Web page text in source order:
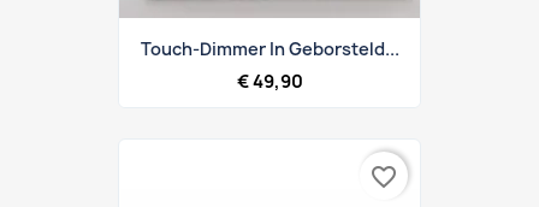
Touch-Dimmer In Geborsteld...
€ 49,90
favorite_border